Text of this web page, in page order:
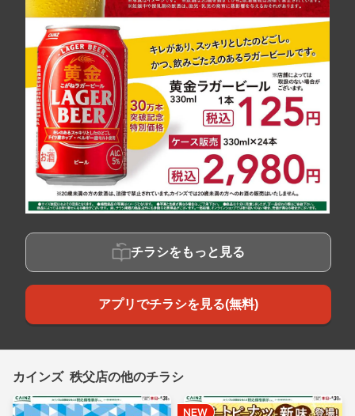
チラシをもっと見る
アプリでチラシを見る(無料)
カインズ 秩父店の他のチラシ